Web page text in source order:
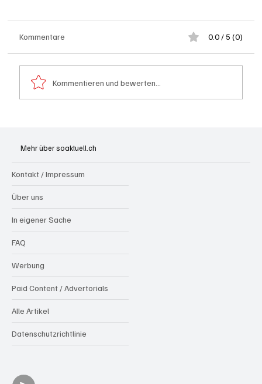
Kommentare 0.0 / 5 (0)
Kommentieren und bewerten...
Mehr über soaktuell.ch
Kontakt / Impressum
Über uns
In eigener Sache
FAQ
Werbung
Paid Content / Advertorials
Alle Artikel
Datenschutzrichtlinie